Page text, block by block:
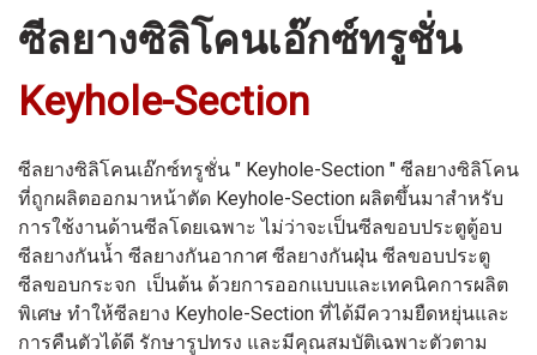
ซีลยางซิลิโคนเอ๊กซ์ทรูชั่น
Keyhole-Section
ซีลยางซิลิโคนเอ๊กซ์ทรูชั่น " Keyhole-Section " ซีลยางซิลิโคน
ที่ถูกผลิตออกมาหน้าตัด Keyhole-Section ผลิตขึ้นมาสำหรับ
การใช้งานด้านซีลโดยเฉพาะ ไม่ว่าจะเป็นซีลขอบประตูตู้อบ
ซีลยางกันน้ำ ซีลยางกันอากาศ ซีลยางกันฝุ่น ซีลขอบประตู
ซีลขอบกระจก เป็นต้น ด้วยการออกแบบและเทคนิคการผลิต
พิเศษ ทำให้ซีลยาง Keyhole-Section ที่ได้มีความยืดหยุ่นและ
การคืนตัวได้ดี รักษารูปทรง และมีคุณสมบัติเฉพาะตัวตาม